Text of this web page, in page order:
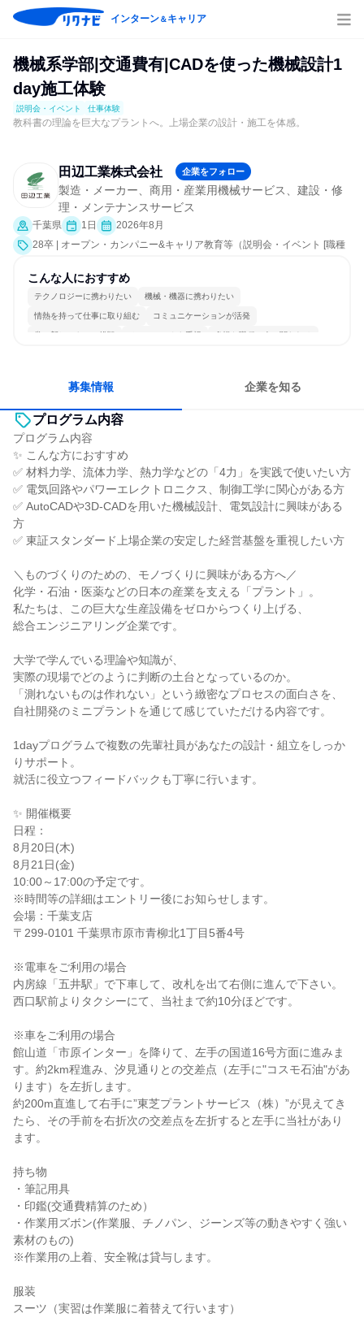
インターン＆キャリア
機械系学部|交通費有|CADを使った機械設計1
day施工体験
説明会・イベント 仕事体験
教科書の理論を巨大なプラントへ。上場企業の設計・施工を体感。
田辺工業株式会社 企業をフォロー
製造・メーカー、商用・産業用機械サービス、建設・修
理・メンテナンスサービス
千葉県 1日
2026年8月
28卒 | オープン・カンパニー&キャリア教育等（説明会・イベント [職種
こんな人におすすめ
テクノロジーに携わりたい 機械・機器に携わりたい
情熱を持って仕事に取り組む コミュニケーションが活発
常に新しいものに挑戦 チームワークを重視 多様な職種の人と関われる
募集情報 企業を知る
プログラム内容
プログラム内容
✨ こんな方におすすめ
✅ 材料力学、流体力学、熱力学などの「4力」を実践で使いたい方
✅ 電気回路やパワーエレクトロニクス、制御工学に関心がある方
✅ AutoCADや3D-CADを用いた機械設計、電気設計に興味がある
方
✅ 東証スタンダード上場企業の安定した経営基盤を重視したい方
＼ものづくりのための、モノづくりに興味がある方へ／
化学・石油・医薬などの日本の産業を支える「プラント」。
私たちは、この巨大な生産設備をゼロからつくり上げる、
総合エンジニアリング企業です。
大学で学んでいる理論や知識が、
実際の現場でどのように判断の土台となっているのか。
「測れないものは作れない」という緻密なプロセスの面白さを、
自社開発のミニプラントを通じて感じていただける内容です。
1dayプログラムで複数の先輩社員があなたの設計・組立をしっか
りサポート。
就活に役立つフィードバックも丁寧に行います。
✨ 開催概要
日程：
8月20日(木)
8月21日(金)
10:00～17:00の予定です。
※時間等の詳細はエントリー後にお知らせします。
会場：千葉支店
〒299-0101 千葉県市原市青柳北1丁目5番4号
※電車をご利用の場合
内房線「五井駅」で下車して、改札を出て右側に進んで下さい。
西口駅前よりタクシーにて、当社まで約10分ほどです。
※車をご利用の場合
館山道「市原インター」を降りて、左手の国道16号方面に進みま
す。約2km程進み、汐見通りとの交差点（左手に"コスモ石油"があ
ります）を左折します。
約200m直進して右手に”東芝プラントサービス（株）”が見えてき
たら、その手前を右折次の交差点を左折すると左手に当社があり
ます。
持ち物
・筆記用具
・印鑑(交通費精算のため）
・作業用ズボン(作業服、チノパン、ジーンズ等の動きやすく強い
素材のもの)
※作業用の上着、安全靴は貸与します。
服装
スーツ（実習は作業服に着替えて行います）